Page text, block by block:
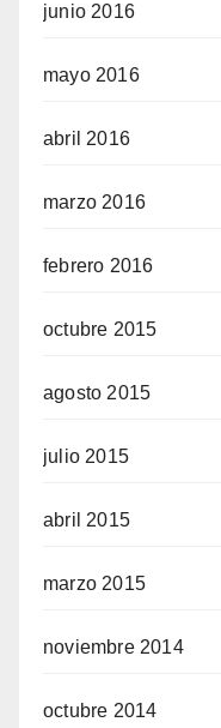
junio 2016
mayo 2016
abril 2016
marzo 2016
febrero 2016
octubre 2015
agosto 2015
julio 2015
abril 2015
marzo 2015
noviembre 2014
octubre 2014